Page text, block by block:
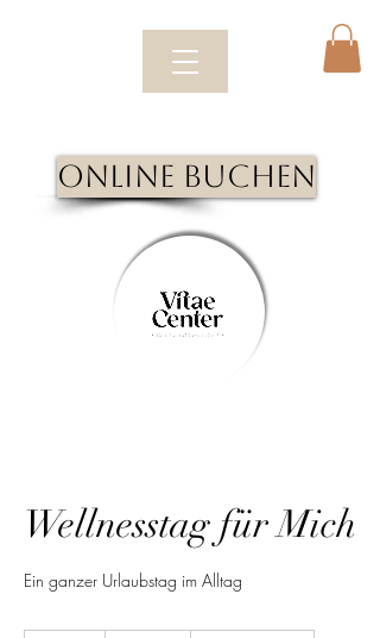
Online Buchen
Wellnesstag für Mich
Ein ganzer Urlaubstag im Alltag